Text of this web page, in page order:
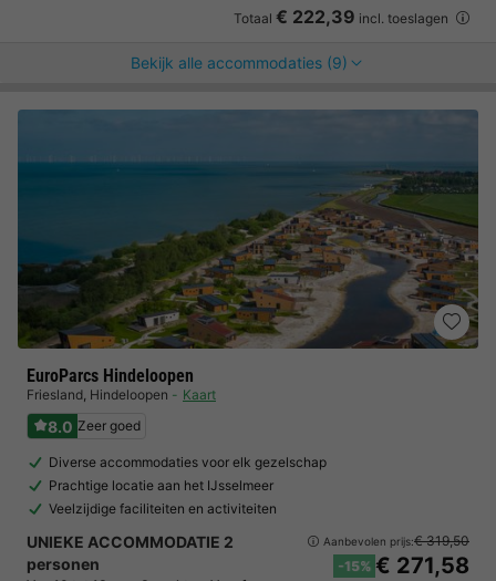
Totaal € 222,39 incl. toeslagen
Bekijk alle accommodaties (9)
EuroParcs Hindeloopen
Friesland, Hindeloopen Kaart
8.0 Zeer goed
Diverse accommodaties voor elk gezelschap
Prachtige locatie aan het IJsselmeer
Veelzijdige faciliteiten en activiteiten
UNIEKE ACCOMMODATIE 2
personen
Aanbevolen prijs:€ 319,50
-15% € 271,58